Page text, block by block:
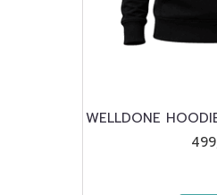
WELLDONE